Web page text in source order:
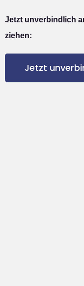
Jetzt unverbindlich
ziehen:
Jetzt